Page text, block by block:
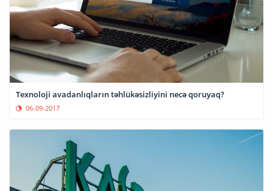
Texnoloji avadanlıqların təhlükəsizliyini necə qoruyaq?
06-09-2017